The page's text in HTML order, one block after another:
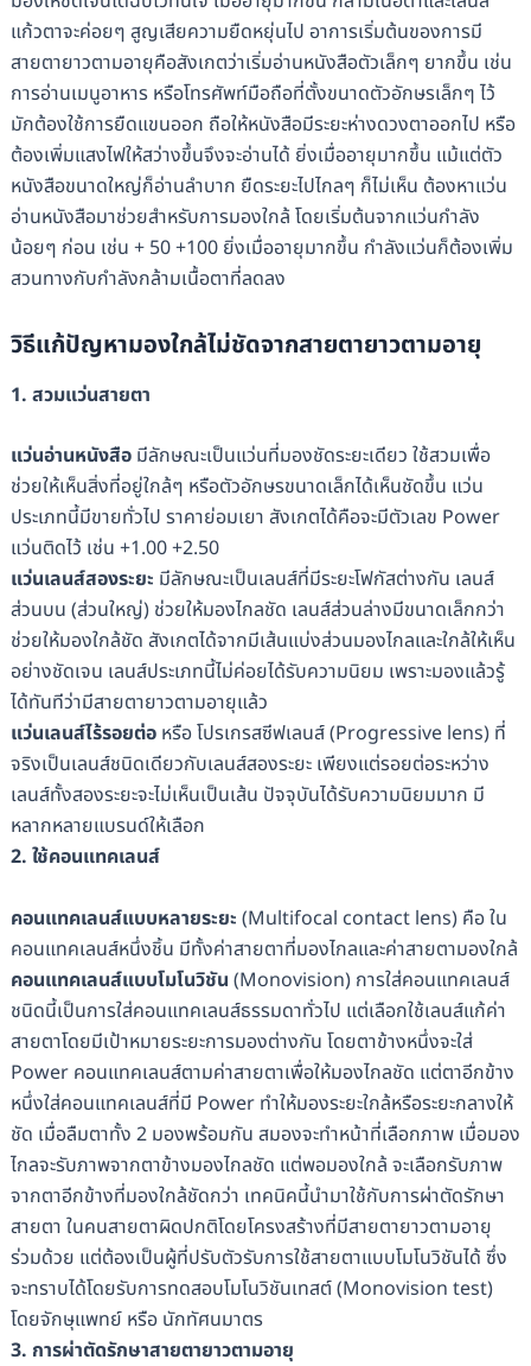
แก้วตาจะค่อยๆ สูญเสียความยืดหยุ่นไป อาการเริ่มต้นของการมี
สายตายาวตามอายุคือสังเกตว่าเริ่มอ่านหนังสือตัวเล็กๆ ยากขึ้น เช่น
การอ่านเมนูอาหาร หรือโทรศัพท์มือถือที่ตั้งขนาดตัวอักษรเล็กๆ ไว้
มักต้องใช้การยืดแขนออก ถือให้หนังสือมีระยะห่างดวงตาออกไป หรือ
ต้องเพิ่มแสงไฟให้สว่างขึ้นจึงจะอ่านได้ ยิ่งเมื่ออายุมากขึ้น แม้แต่ตัว
หนังสือขนาดใหญ่ก็อ่านลำบาก ยืดระยะไปไกลๆ ก็ไม่เห็น ต้องหาแว่น
อ่านหนังสือมาช่วยสำหรับการมองใกล้ โดยเริ่มต้นจากแว่นกำลัง
น้อยๆ ก่อน เช่น + 50 +100 ยิ่งเมื่ออายุมากขึ้น กำลังแว่นก็ต้องเพิ่ม
สวนทางกับกำลังกล้ามเนื้อตาที่ลดลง
วิธีแก้ปัญหามองใกล้ไม่ชัดจากสายตายาวตามอายุ
1. สวมแว่นสายตา
แว่นอ่านหนังสือมีลักษณะเป็นแว่นที่มองชัดระยะเดียว ใช้สวมเพื่อ
ช่วยให้เห็นสิ่งที่อยู่ใกล้ๆ หรือตัวอักษรขนาดเล็กได้เห็นชัดขึ้น แว่น
ประเภทนี้มีขายทั่วไป ราคาย่อมเยา สังเกตได้คือจะมีตัวเลข Power
แว่นติดไว้ เช่น +1.00 +2.50
แว่นเลนส์สองระยะ มีลักษณะเป็นเลนส์ที่มีระยะโฟกัสต่างกัน เลนส์
ส่วนบน (ส่วนใหญ่) ช่วยให้มองไกลชัด เลนส์ส่วนล่างมีขนาดเล็กกว่า
ช่วยให้มองใกล้ชัด สังเกตได้จากมีเส้นแบ่งส่วนมองไกลและใกล้ให้เห็น
อย่างชัดเจน เลนส์ประเภทนี้ไม่ค่อยได้รับความนิยม เพราะมองแล้วรู้
ได้ทันทีว่ามีสายตายาวตามอายุแล้ว
แว่นเลนส์ไร้รอยต่อหรือ โปรเกรสซีฟเลนส์ (Progressive lens) ที่
จริงเป็นเลนส์ชนิดเดียวกับเลนส์สองระยะ เพียงแต่รอยต่อระหว่าง
เลนส์ทั้งสองระยะจะไม่เห็นเป็นเส้น ปัจจุบันได้รับความนิยมมาก มี
หลากหลายแบรนด์ให้เลือก
2. ใช้คอนแทคเลนส์
คอนแทคเลนส์แบบหลายระยะ (Multifocal contact lens) คือ ใน
คอนแทคเลนส์หนึ่งชิ้น มีทั้งค่าสายตาที่มองไกลและค่าสายตามองใกล้
คอนแทคเลนส์แบบโมโนวิชัน (Monovision) การใส่คอนแทคเลนส์
ชนิดนี้เป็นการใส่คอนแทคเลนส์ธรรมดาทั่วไป แต่เลือกใช้เลนส์แก้ค่า
สายตาโดยมีเป้าหมายระยะการมองต่างกัน โดยตาข้างหนึ่งจะใส่
Power คอนแทคเลนส์ตามค่าสายตาเพื่อให้มองไกลชัด แต่ตาอีกข้าง
หนึ่งใส่คอนแทคเลนส์ที่มี Power ทำให้มองระยะใกล้หรือระยะกลางให้
ชัด เมื่อลืมตาทั้ง 2 มองพร้อมกัน สมองจะทำหน้าที่เลือกภาพ เมื่อมอง
ไกลจะรับภาพจากตาข้างมองไกลชัด แต่พอมองใกล้ จะเลือกรับภาพ
จากตาอีกข้างที่มองใกล้ชัดกว่า เทคนิคนี้นำมาใช้กับการผ่าตัดรักษา
สายตา ในคนสายตาผิดปกติโดยโครงสร้างที่มีสายตายาวตามอายุ
ร่วมด้วย แต่ต้องเป็นผู้ที่ปรับตัวรับการใช้สายตาแบบโมโนวิชันได้ ซึ่ง
จะทราบได้โดยรับการทดสอบโมโนวิชันเทสต์ (Monovision test)
โดยจักษุแพทย์ หรือ นักทัศนมาตร
3. การผ่าตัดรักษาสายตายาวตามอายุ